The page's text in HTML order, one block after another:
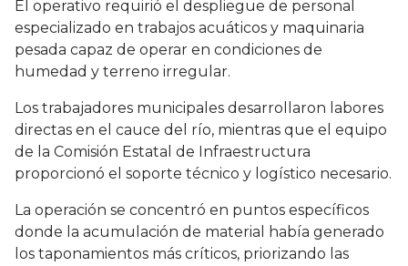
El operativo requirió el despliegue de personal
especializado en trabajos acuáticos y maquinaria
pesada capaz de operar en condiciones de
humedad y terreno irregular.
Los trabajadores municipales desarrollaron labores
directas en el cauce del río, mientras que el equipo
de la Comisión Estatal de Infraestructura
proporcionó el soporte técnico y logístico necesario.
La operación se concentró en puntos específicos
donde la acumulación de material había generado
los taponamientos más críticos, priorizando las